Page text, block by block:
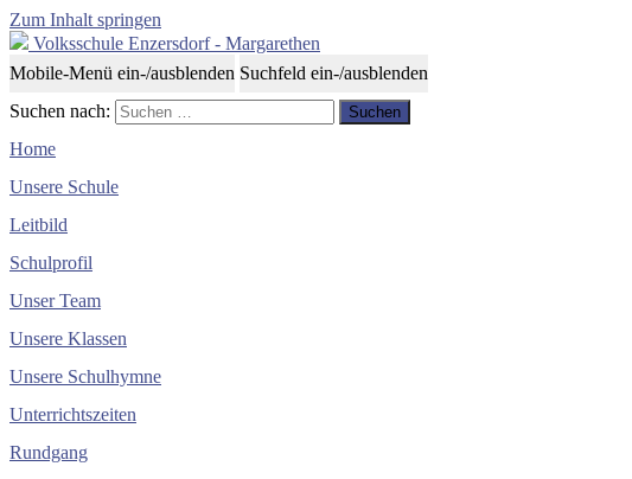
Zum Inhalt springen
Volksschule Enzersdorf - Margarethen
Mobile-Menü ein-/ausblenden Suchfeld ein-/ausblenden
Suchen nach:
Home
Unsere Schule
Leitbild
Schulprofil
Unser Team
Unsere Klassen
Unsere Schulhymne
Unterrichtszeiten
Rundgang